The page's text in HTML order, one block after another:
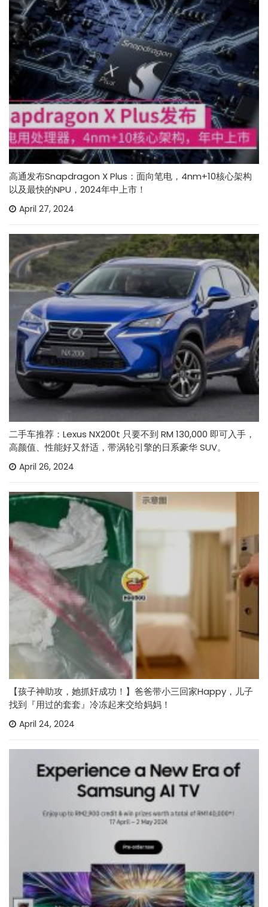
高通发布Snapdragon X Plus：面向笔电，4nm+10核心架构
以及最快的NPU，2024年中上市！
April 27, 2024
二手车推荐：Lexus NX200t 只要不到 RM 130,000 即可入手，
高颜值、性能好又舒适，带涡轮引擎的日系豪华 SUV。
April 26, 2024
【孩子神助攻，她抓奸成功！】爸爸带小三回家Happy，儿子
找到『用过的套套』冷冻起来交给妈妈！
April 24, 2024